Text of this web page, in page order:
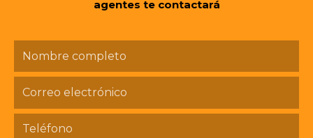
agentes te contactará